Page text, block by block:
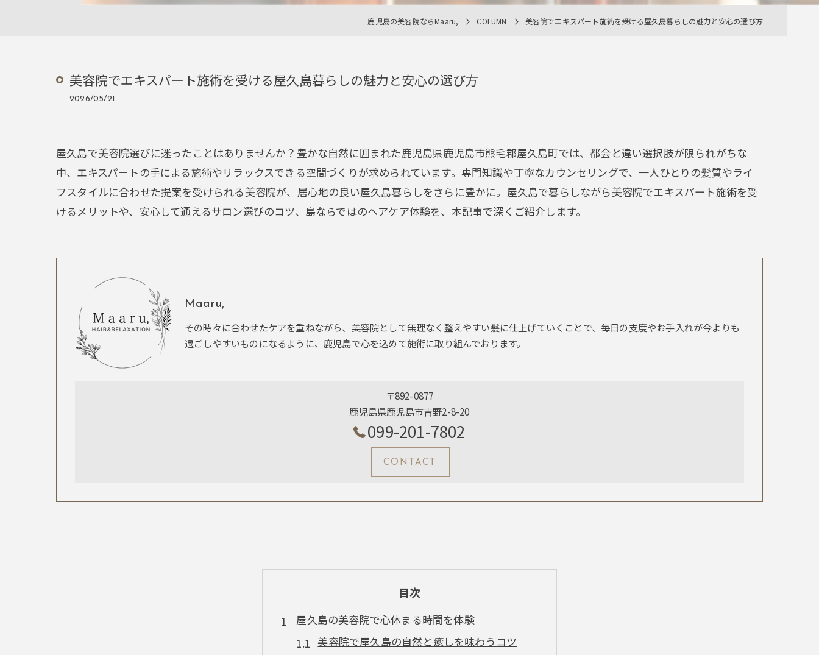
鹿児島の美容院ならMaaru, COLUMN 美容院でエキスパート施術を受ける屋久島暮らしの魅力と安心の選び方
美容院でエキスパート施術を受ける屋久島暮らしの魅力と安心の選び方
2026/05/21
屋久島で美容院選びに迷ったことはありませんか？豊かな自然に囲まれた鹿児島県鹿児島市熊毛郡屋久島町では、都会と違い選択肢が限られがちな
中、エキスパートの手による施術やリラックスできる空間づくりが求められています。専門知識や丁寧なカウンセリングで、一人ひとりの髪質やライ
フスタイルに合わせた提案を受けられる美容院が、居心地の良い屋久島暮らしをさらに豊かに。屋久島で暮らしながら美容院でエキスパート施術を受
けるメリットや、安心して通えるサロン選びのコツ、島ならではのヘアケア体験を、本記事で深くご紹介します。
Maaru,
その時々に合わせたケアを重ねながら、美容院として無理なく整えやすい髪に仕上げていくことで、毎日の支度やお手入れが今よりも
過ごしやすいものになるように、鹿児島で心を込めて施術に取り組んでおります。
〒892-0877
鹿児島県鹿児島市吉野2-8-20
099-201-7802
CONTACT
目次
屋久島の美容院で心休まる時間を体験
美容院で屋久島の自然と癒しを味わうコツ